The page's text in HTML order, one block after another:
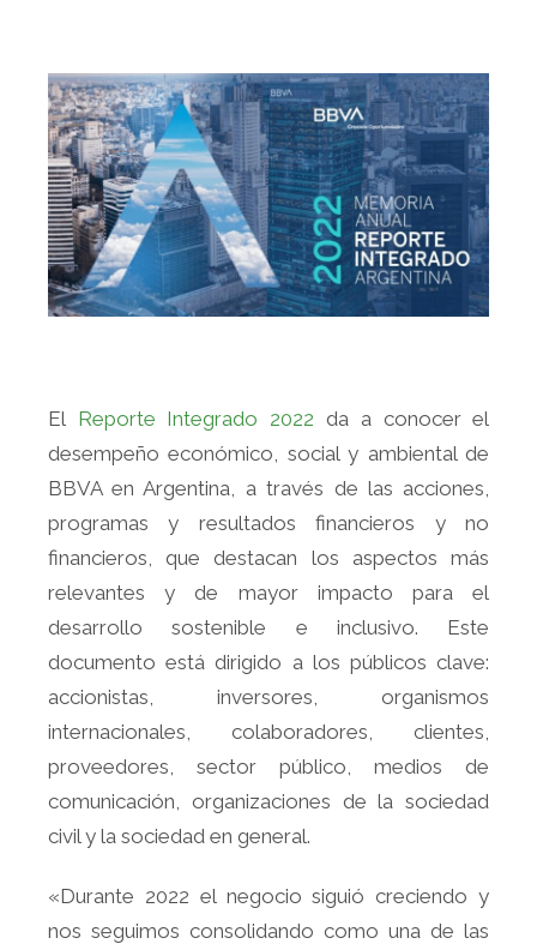
El Reporte Integrado 2022 da a conocer el
desempeño económico, social y ambiental de
BBVA en Argentina, a través de las acciones,
programas y resultados financieros y no
financieros, que destacan los aspectos más
relevantes y de mayor impacto para el
desarrollo sostenible e inclusivo. Este
documento está dirigido a los públicos clave:
accionistas, inversores, organismos
internacionales, colaboradores, clientes,
proveedores, sector público, medios de
comunicación, organizaciones de la sociedad
civil y la sociedad en general.
«Durante 2022 el negocio siguió creciendo y
nos seguimos consolidando como una de las